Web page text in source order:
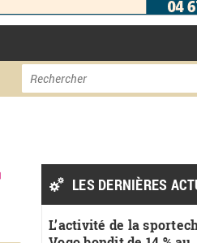
Formulaire de
Rechercher
LES DERNIÈRES
L’activité de la